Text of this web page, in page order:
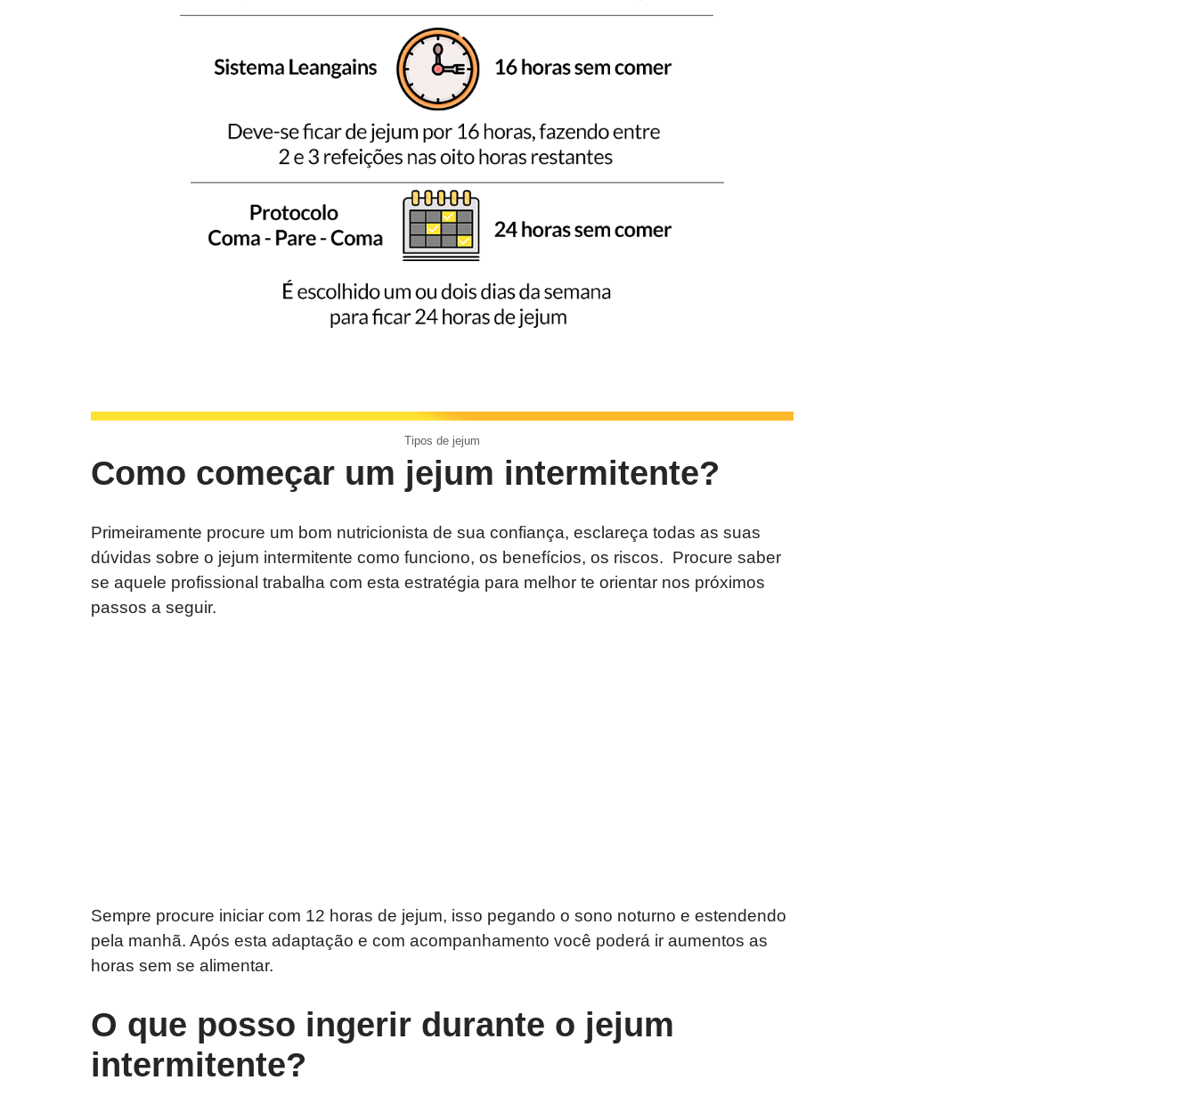
Tipos de jejum
Como começar um jejum intermitente?
Primeiramente procure um bom nutricionista de sua confiança, esclareça todas as suas
dúvidas sobre o jejum intermitente como funciono, os benefícios, os riscos. Procure saber
se aquele profissional trabalha com esta estratégia para melhor te orientar nos próximos
passos a seguir.
Sempre procure iniciar com 12 horas de jejum, isso pegando o sono noturno e estendendo
pela manhã. Após esta adaptação e com acompanhamento você poderá ir aumentos as
horas sem se alimentar.
O que posso ingerir durante o jejum
intermitente?